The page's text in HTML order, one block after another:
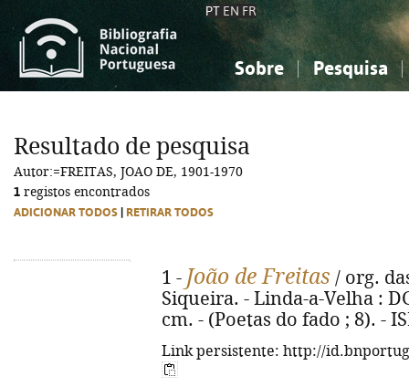
PT EN FR
Sobre Pesquisa
Ciências sociais...
Ciências sociais...
Resultado de pesquisa
Autor:=FREITAS, JOAO DE, 1901-1970
1 registos encontrados
ADICIONAR TODOS RETIRAR TODOS
1 - João de Freitas / org.
Siqueira. - Linda-a-Velha :
cm. - (Poetas do fado ; 8). -
Link persistente: http://